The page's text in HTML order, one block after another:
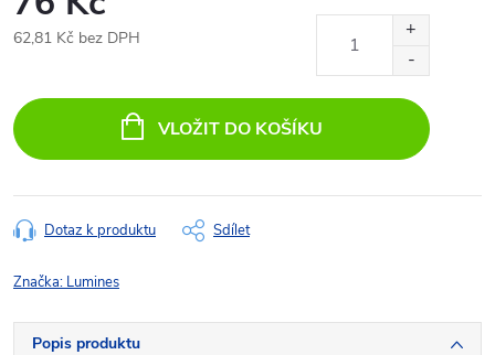
62,81 Kč bez DPH
VLOŽIT DO KOŠÍKU
Dotaz k produktu Sdílet
Značka: Lumines
Popis produktu